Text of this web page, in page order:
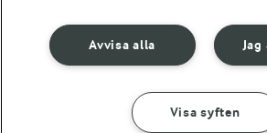
GÖR SÅ HÄR
Ändra cookie-inställningar
Integritetspolicy
Avvisa alla
Visa syften